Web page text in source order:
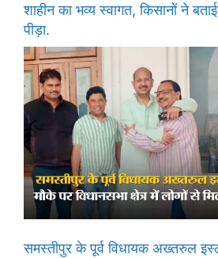
शाहीन का भव्य स्वागत, किसानों ने
पीड़ा.
समस्तीपुर के पूर्व विधायक अख्तरुल